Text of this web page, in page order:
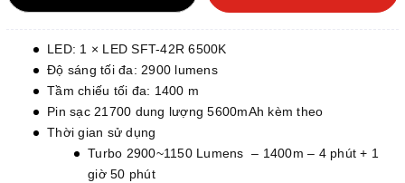
LED: 1 × LED SFT-42R 6500K
Độ sáng tối đa: 2900 lumens
Tầm chiếu tối đa: 1400 m
Pin sạc 21700 dung lượng 5600mAh kèm theo
Thời gian sử dụng
Turbo 2900~1150 Lumens – 1400m – 4 phút + 1
giờ 50 phút